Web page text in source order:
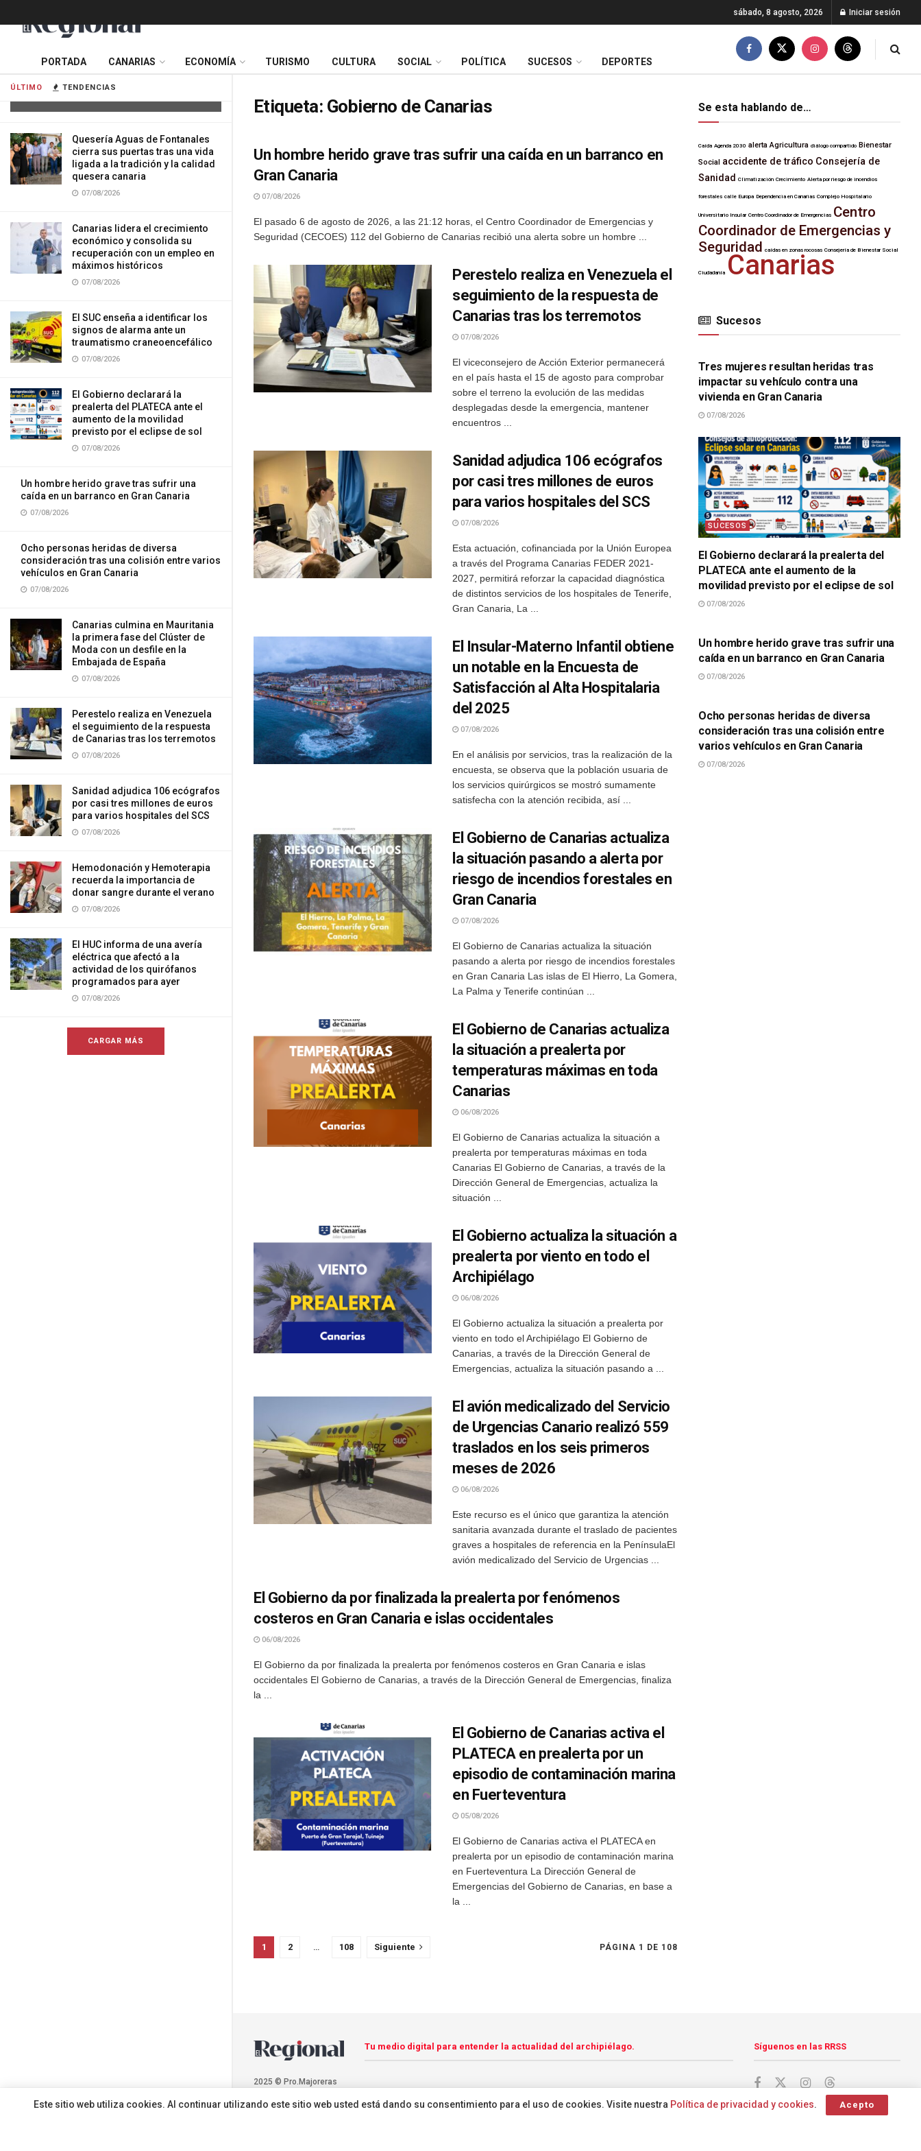
ÚLTIMO TENDENCIAS
impactar su vehículo contra una
Quesería Aguas de Fontanales
cierra sus puertas tras una vida
ligada a la tradición y la calidad
quesera canaria
07/08/2026
Canarias lidera el crecimiento
económico y consolida su
recuperación con un empleo en
máximos históricos
07/08/2026
El SUC enseña a identificar los
signos de alarma ante un
traumatismo craneoencefálico
07/08/2026
El Gobierno declarará la
prealerta del PLATECA ante el
aumento de la movilidad
previsto por el eclipse de sol
07/08/2026
Un hombre herido grave tras sufrir una
caída en un barranco en Gran Canaria
07/08/2026
Ocho personas heridas de diversa
consideración tras una colisión entre varios
vehículos en Gran Canaria
07/08/2026
Canarias culmina en Mauritania
la primera fase del Clúster de
Moda con un desfile en la
Embajada de España
07/08/2026
Perestelo realiza en Venezuela
el seguimiento de la respuesta
de Canarias tras los terremotos
07/08/2026
Sanidad adjudica 106 ecógrafos
por casi tres millones de euros
para varios hospitales del SCS
07/08/2026
Hemodonación y Hemoterapia
recuerda la importancia de
donar sangre durante el verano
07/08/2026
El HUC informa de una avería
eléctrica que afectó a la
actividad de los quirófanos
programados para ayer
07/08/2026
CARGAR MÁS
sábado, 8 agosto, 2026 Iniciar sesión
PORTADA CANARIAS ECONOMÍA TURISMO CULTURA SOCIAL POLÍTICA SUCESOS DEPORTES
Etiqueta: Gobierno de Canarias
Un hombre herido grave tras sufrir una caída en un barranco en
Gran Canaria
07/08/2026
El pasado 6 de agosto de 2026, a las 21:12 horas, el Centro Coordinador de Emergencias y
Seguridad (CECOES) 112 del Gobierno de Canarias recibió una alerta sobre un hombre ...
Perestelo realiza en Venezuela el
seguimiento de la respuesta de
Canarias tras los terremotos
07/08/2026
El viceconsejero de Acción Exterior permanecerá
en el país hasta el 15 de agosto para comprobar
sobre el terreno la evolución de las medidas
desplegadas desde la emergencia, mantener
encuentros ...
Sanidad adjudica 106 ecógrafos
por casi tres millones de euros
para varios hospitales del SCS
07/08/2026
Esta actuación, cofinanciada por la Unión Europea
a través del Programa Canarias FEDER 2021-
2027, permitirá reforzar la capacidad diagnóstica
de distintos servicios de los hospitales de Tenerife,
Gran Canaria, La ...
El Insular-Materno Infantil obtiene
un notable en la Encuesta de
Satisfacción al Alta Hospitalaria
del 2025
07/08/2026
En el análisis por servicios, tras la realización de la
encuesta, se observa que la población usuaria de
los servicios quirúrgicos se mostró sumamente
satisfecha con la atención recibida, así ...
El Gobierno de Canarias actualiza
la situación pasando a alerta por
riesgo de incendios forestales en
Gran Canaria
07/08/2026
El Gobierno de Canarias actualiza la situación
pasando a alerta por riesgo de incendios forestales
en Gran Canaria Las islas de El Hierro, La Gomera,
La Palma y Tenerife continúan ...
El Gobierno de Canarias actualiza
la situación a prealerta por
temperaturas máximas en toda
Canarias
06/08/2026
El Gobierno de Canarias actualiza la situación a
prealerta por temperaturas máximas en toda
Canarias El Gobierno de Canarias, a través de la
Dirección General de Emergencias, actualiza la
situación ...
El Gobierno actualiza la situación a
prealerta por viento en todo el
Archipiélago
06/08/2026
El Gobierno actualiza la situación a prealerta por
viento en todo el Archipiélago El Gobierno de
Canarias, a través de la Dirección General de
Emergencias, actualiza la situación pasando a ...
El avión medicalizado del Servicio
de Urgencias Canario realizó 559
traslados en los seis primeros
meses de 2026
06/08/2026
Este recurso es el único que garantiza la atención
sanitaria avanzada durante el traslado de pacientes
graves a hospitales de referencia en la PenínsulaEl
avión medicalizado del Servicio de Urgencias ...
El Gobierno da por finalizada la prealerta por fenómenos
costeros en Gran Canaria e islas occidentales
06/08/2026
El Gobierno da por finalizada la prealerta por fenómenos costeros en Gran Canaria e islas
occidentales El Gobierno de Canarias, a través de la Dirección General de Emergencias, finaliza
la ...
El Gobierno de Canarias activa el
PLATECA en prealerta por un
episodio de contaminación marina
en Fuerteventura
05/08/2026
El Gobierno de Canarias activa el PLATECA en
prealerta por un episodio de contaminación marina
en Fuerteventura La Dirección General de
Emergencias del Gobierno de Canarias, en base a
la ...
PÁGINA 1 DE 108
1 2 … 108 Siguiente
Se esta hablando de…
Caída Agenda 2030 alerta Agricultura diálogo compartido Bienestar
Social accidente de tráfico Consejería de
Sanidad Climatización Crecimiento Alerta por riesgo de incendios
forestales calle Europa Dependencia en Canarias Complejo Hospitalario
Universitario Insular Centro Coordinador de Emergencias Centro
Coordinador de Emergencias y
Seguridad caídas en zonas rocosas Consejería de Bienestar Social
Ciudadanía Canarias
Sucesos
SUCESOS
Tres mujeres resultan heridas tras
impactar su vehículo contra una
vivienda en Gran Canaria
07/08/2026
SUCESOS
El Gobierno declarará la prealerta del
PLATECA ante el aumento de la
movilidad previsto por el eclipse de sol
07/08/2026
Un hombre herido grave tras sufrir una
caída en un barranco en Gran Canaria
07/08/2026
Ocho personas heridas de diversa
consideración tras una colisión entre
varios vehículos en Gran Canaria
07/08/2026
2025 © Pro.Majoreras
Tu medio digital para entender la actualidad del archipiélago. Síguenos en las RRSS
Este sitio web utiliza cookies. Al continuar utilizando este sitio web usted está dando su consentimiento para el uso de cookies. Visite nuestra Política de privacidad y cookies. Acepto